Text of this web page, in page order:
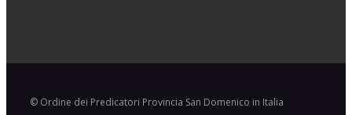
© Ordine dei Predicatori Provincia San Domenico in Italia